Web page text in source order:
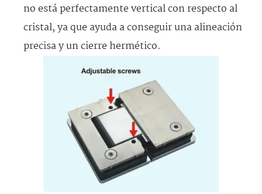
no está perfectamente vertical con respecto al
cristal, ya que ayuda a conseguir una alineación
precisa y un cierre hermético.